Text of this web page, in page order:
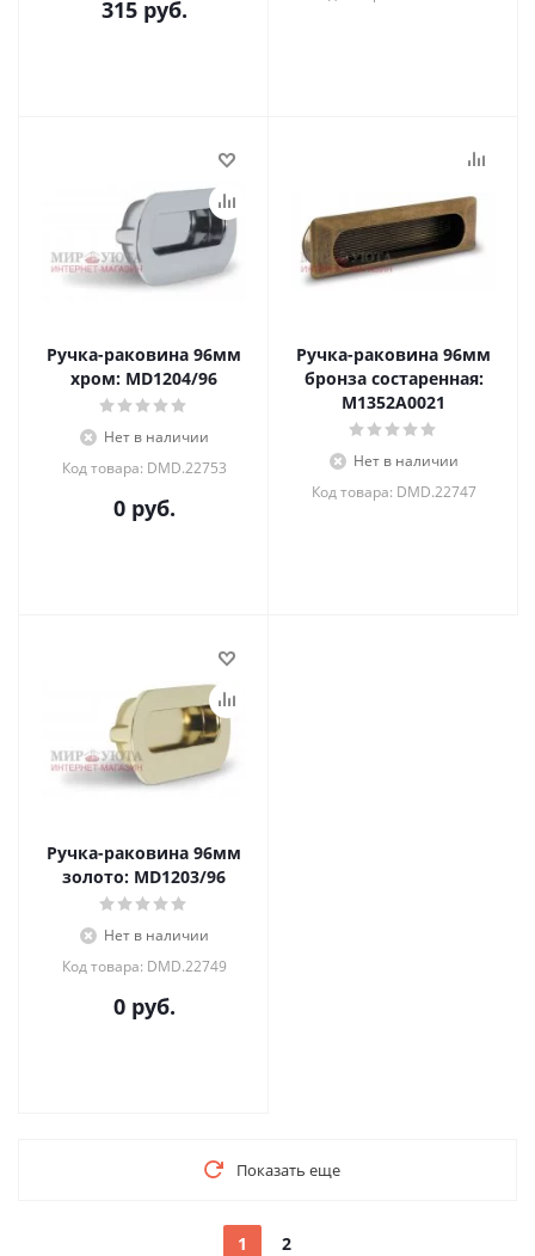
315руб.
Ручка-раковина 96мм
хром: MD1204/96
Нет в наличии
Код товара: DMD.22753
0 руб.
Ручка-раковина 96мм
бронза состаренная:
M1352A0021
Нет в наличии
Код товара: DMD.22747
Ручка-раковина 96мм
золото: MD1203/96
Нет в наличии
Код товара: DMD.22749
0 руб.
Показать еще
1 2